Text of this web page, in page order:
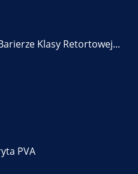
Klasy Retortowej...
PVA